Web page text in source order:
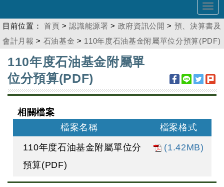
目前位置： 首頁 >認識能源署 > 政府資訊公開 > 預、決算書及
會計月報 > 石油基金 > 110年度石油基金附屬單位分預算(PDF)
110年度石油基金附屬單
位分預算(PDF)
相關檔案
檔案名稱
檔案格式
110年度石油基金附屬單位分
預算(PDF)
(1.42MB)